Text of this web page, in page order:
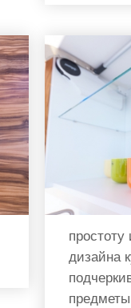
простоту
дизайна
предметы